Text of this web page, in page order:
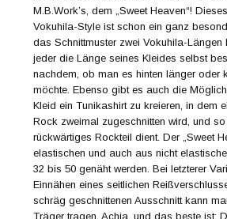
M.B.Work’s, dem „Sweet Heaven“!
Vokuhila-Style ist schon ein ganz
das Schnittmuster zwei Vokuhila-Längen
jeder die Länge seines Kleides selbst
nachdem, ob man es hinten länger oder
möchte. Ebenso gibt es auch die
Kleid ein Tunikashirt zu kreieren, in dem
Rock zweimal zugeschnitten wird, und
rückwärtiges Rockteil dient. Der „Sweet
elastischen und auch aus nicht
32 bis 50 genäht werden. Bei letzterer
Einnähen eines seitlichen
schräg geschnittenen Ausschnitt kann
Träger tragen. Achja, und das beste ist: